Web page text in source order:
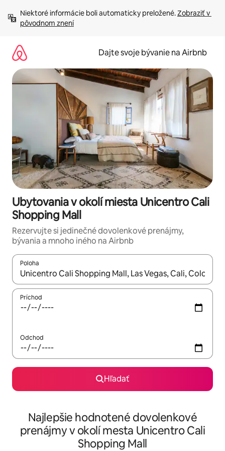
obsah.
Niektoré informácie boli automaticky preložené. Zobraziť v
pôvodnom znení
Dajte svoje bývanie na Airbnb
Ubytovania v okolí miesta Unicentro Cali
Shopping Mall
Rezervujte si jedinečné dovolenkové prenájmy,
bývania a mnoho iného na Airbnb
Poloha
Keď budú výsledky k dispozícii, môžete si ich prechádzať
Príchod
Odchod
Hľadať
Najlepšie hodnotené dovolenkové
prenájmy v okolí mesta Unicentro Cali
Shopping Mall